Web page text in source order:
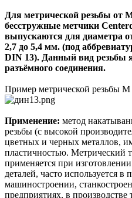
Для метрической резьбы от
бесстружные метчики
выпускаются для диаметра
2,7 до 5,4 мм. (под
DIN 13). Данный вид резьбы
разъёмного соединения.
Пример метрической резьбы М
Применение: метод
резьбы (с высокой
цветных и черных металлов,
пластичностью. Метрический
применяется при
деталей, часто используется в
машиностроении,
предприятиях, в производстве